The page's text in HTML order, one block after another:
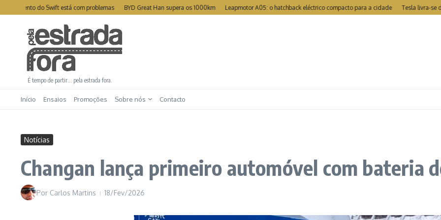
Ir para o conteúdo
do Swift está com problemas BYD Great Han supera os 1000km Leapmotor A05: o hatchback eléctrico compacto para a cidade Tesla livra-se de
É tempo de partir… pela estrada fora.
Início Ensaios Promoções Sobre nós Contacto
Notícias
Changan lança primeiro automóvel com bateria
Por Carlos Martins 18/Fev/2026